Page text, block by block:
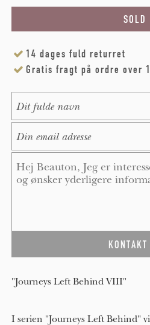
14 dages fuld returret
Gratis fragt på ordre over
"Journeys Left Behind VIII"
I serien "Journeys Left Behind"